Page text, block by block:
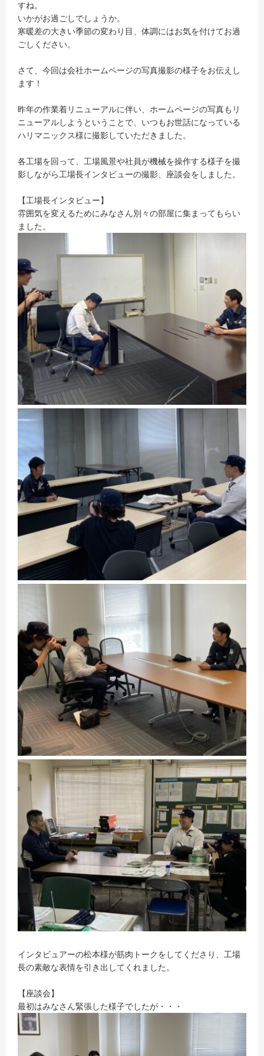
すね。
いかがお過ごしでしょうか。
寒暖差の大きい季節の変わり目、体調にはお気を付けてお過
ごしください。
さて、今回は会社ホームページの写真撮影の様子をお伝えし
ます！
昨年の作業着リニューアルに伴い、ホームページの写真もリ
ニューアルしようということで、いつもお世話になっている
ハリマニックス様に撮影していただきました。
各工場を回って、工場風景や社員が機械を操作する様子を撮
影しながら工場長インタビューの撮影、座談会をしました。
【工場長インタビュー】
雰囲気を変えるためにみなさん別々の部屋に集まってもらい
ました。
インタビュアーの松本様が筋肉トークをしてくださり、工場
長の素敵な表情を引き出してくれました。
【座談会】
最初はみなさん緊張した様子でしたが・・・